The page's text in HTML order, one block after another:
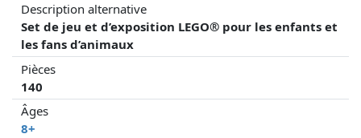
Description alternative
Set de jeu et d’exposition LEGO® pour les enfants et
les fans d’animaux
Pièces
140
Âges
8+